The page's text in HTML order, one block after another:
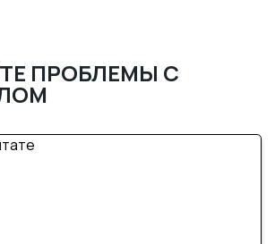
ПРОБЛЕМЫ С